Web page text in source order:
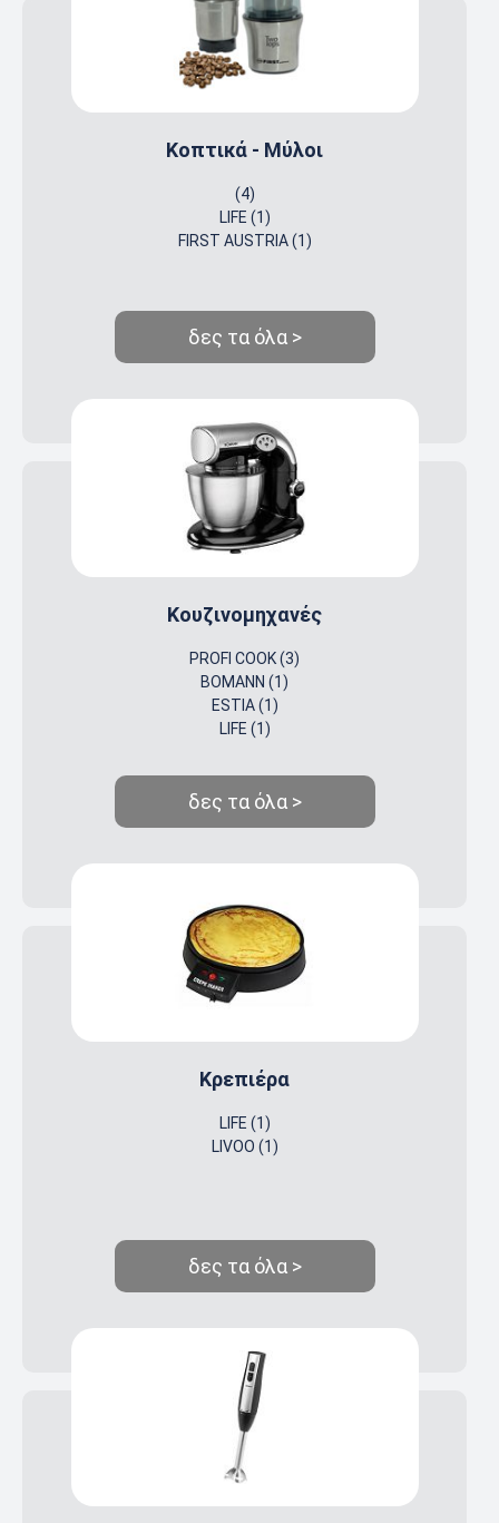
Κοπτικά - Μύλοι
(4)
LIFE (1)
FIRST AUSTRIA (1)
δες τα όλα >
Κουζινομηχανές
PROFI COOK (3)
BOMANN (1)
ESTIA (1)
LIFE (1)
δες τα όλα >
Κρεπιέρα
LIFE (1)
LIVOO (1)
δες τα όλα >